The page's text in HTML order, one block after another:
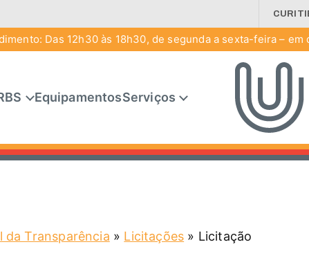
Das 12h30 às 18h30, de segunda a sexta-feira – em
EquipamentosServiços
da Transparência » Licitações » Licitação